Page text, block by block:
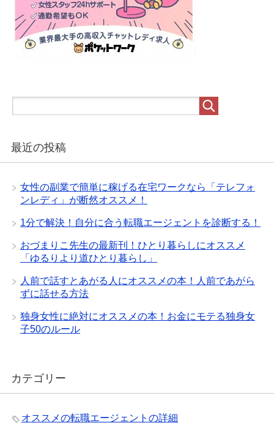
最近の投稿
女性の副業で簡単に稼げる在宅ワークなら「テレフォ
ンレディ」が断然オススメ！
1分で解決！自分に合う転職エージェントを診断する！
おづまりこ先生の最新刊！ひとり暮らしにオススメ
「ゆるりより道ひとり暮らし」
人前で話すとあがる人にオススメの本！人前であがら
ずに話せる方法
独身女性に絶対にオススメの本！お金にモテる独身女
子50のルール
カテゴリー
オススメの転職エージェントの詳細